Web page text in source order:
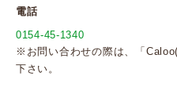
電話
0154-45-1340
※お問い合わせの際は、「
下さい。